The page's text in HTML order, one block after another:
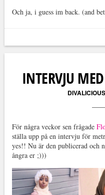
Och ja, i guess im back. (and
INTERVJU
DIVALICIOUS
För några veckor sen frågade
ställa upp på en intervju för
yes!! Nu är den publicerad och
ångra er ;)))